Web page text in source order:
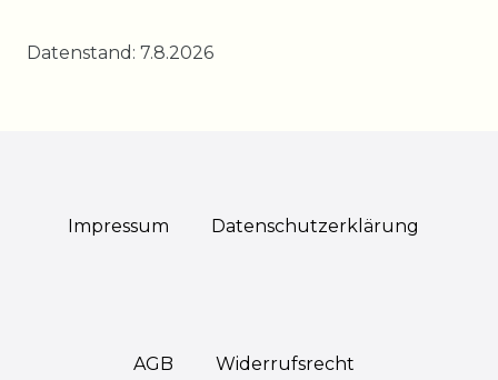
Datenstand: 7.8.2026
Impressum Daten­schutz­erklärung
AGB Widerrufs­recht